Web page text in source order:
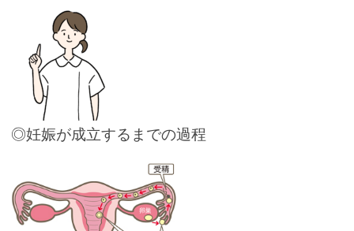
◎妊娠が成立するまでの過程